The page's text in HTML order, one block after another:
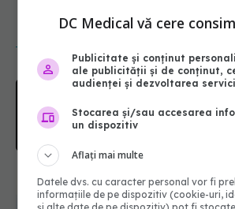
NOUTĂȚI
EXCLUSIV
(SANADOR): Au
Testul din deget
indica riscul
DC Medical vă cere
Publicitate și conținut
ale publicității și de conținut,
audienței și dezvoltarea
Stocarea și/sau accesarea
un dispozitiv
Aflați mai multe
Datele dvs. cu caracter personal vor fi
informațiile de pe dispozitiv (cookie-uri,